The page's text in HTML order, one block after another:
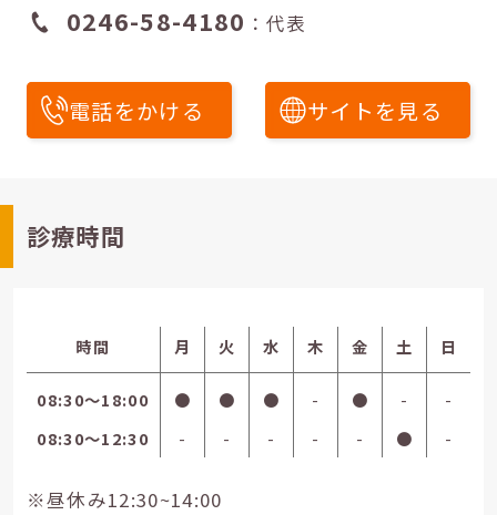
0246-58-4180 ：代表
電話をかける サイトを見る
診療時間
時間 月 火 水 木 金 土 日
08:30〜18:00 ● ● ● - ● -
-
08:30〜12:30
- - - - - ● -
※昼休み12:30~14:00